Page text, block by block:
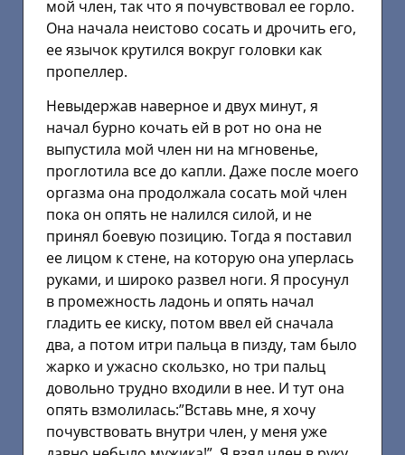
мой член, так что я почувствовал ее горло.
Она начала неистово сосать и дрочить его,
ее язычок крутился вокруг головки как
пропеллер.
Невыдержав наверное и двух минут, я
начал бурно кочать ей в рот но она не
выпустила мой член ни на мгновенье,
проглотила все до капли. Даже после моего
оргазма она продолжала сосать мой член
пока он опять не налился силой, и не
принял боевую позицию. Тогда я поставил
ее лицом к стене, на которую она уперлась
руками, и широко развел ноги. Я просунул
в промежность ладонь и опять начал
гладить ее киску, потом ввел ей сначала
два, а потом итри пальца в пизду, там было
жарко и ужасно скользко, но три пальц
довольно трудно входили в нее. И тут она
опять взмолилась:”Вставь мне, я хочу
почувствовать внутри член, у меня уже